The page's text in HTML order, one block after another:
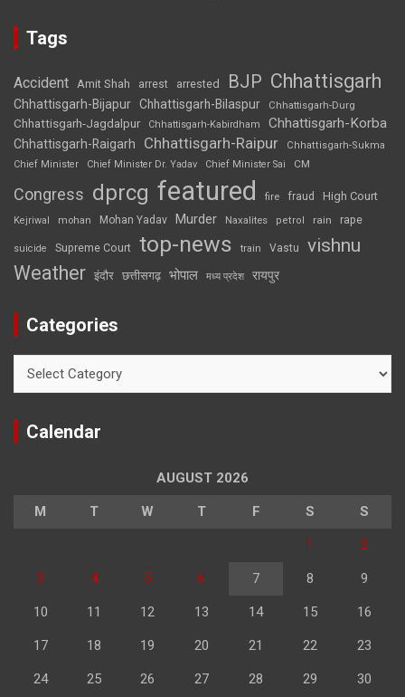
Tags
Accident Amit Shah arrest arrested BJP Chhattisgarh
Chhattisgarh-Bijapur Chhattisgarh-Bilaspur Chhattisgarh-Durg
Chhattisgarh-Jagdalpur Chhattisgarh-Kabirdham Chhattisgarh-Korba
Chhattisgarh-Raigarh Chhattisgarh-Raipur
Chhattisgarh-Sukma
Chief Minister
Chief Minister Dr. Yadav Chief Minister Sai CM
Congress dprcg featured fire fraud High Court
Kejriwal mohan Mohan Yadav Murder Naxalites petrol rain rape
suicide Supreme Court top-news train Vastu vishnu
Weather इंदौर छत्तीसगढ़ भोपाल मध्य प्रदेश रायपुर
Categories
Calendar
AUGUST 2026
M T W T F S S
1 2
3 4 5 6 7 8 9
10 11 12 13 14 15 16
17 18 19 20 21 22 23
24 25 26 27 28 29 30